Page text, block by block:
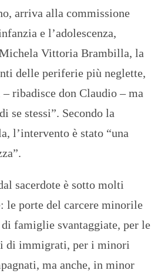
arriva alla commissione
e l’adolescenza,
Vittoria Brambilla, la
delle periferie più neglette,
ribadisce don Claudio – ma
se stessi”. Secondo la
l’intervento è stato “una
sacerdote è sotto molti
le porte del carcere minorile
famiglie svantaggiate, per le
di immigrati, per i minori
ma anche, in minor